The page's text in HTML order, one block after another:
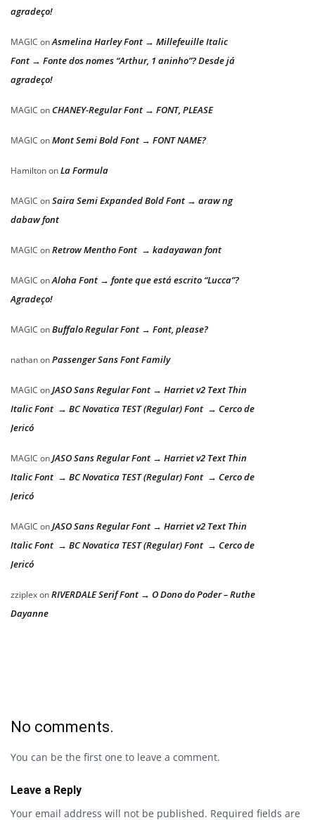
agradeço!
MAGIC onAsmelina Harley Font → Millefeuille Italic
Font → Fonte dos nomes “Arthur, 1 aninho”? Desde já
agradeço!
MAGIC on CHANEY-Regular Font → FONT, PLEASE
MAGIC onMont Semi Bold Font → FONT NAME?
HamiltononLa Formula
MAGIC onSaira Semi Expanded Bold Font → araw ng
dabaw font
MAGIC onRetrow Mentho Font → kadayawan font
MAGIC onAloha Font → fonte que está escrito “Lucca”?
Agradeço!
MAGIC onBuffalo Regular Font → Font, please?
nathanonPassenger Sans Font Family
MAGIC onJASO Sans Regular Font → Harriet v2 Text Thin
Italic Font → BC Novatica TEST (Regular) Font → Cerco de
Jericó
MAGIC onJASO Sans Regular Font → Harriet v2 Text Thin
Italic Font → BC Novatica TEST (Regular) Font → Cerco de
Jericó
MAGIC onJASO Sans Regular Font → Harriet v2 Text Thin
Italic Font → BC Novatica TEST (Regular) Font → Cerco de
Jericó
zziplexonRIVERDALE Serif Font → O Dono do Poder – Ruthe
Dayanne
No comments.
You can be the first one to leave a comment.
Leave a Reply
Your email address will not be published. Required fields are